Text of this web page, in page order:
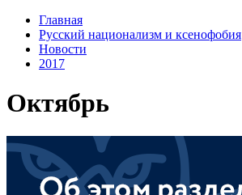
Главная
Русский национализм и ксенофобия
Новости
2017
Октябрь